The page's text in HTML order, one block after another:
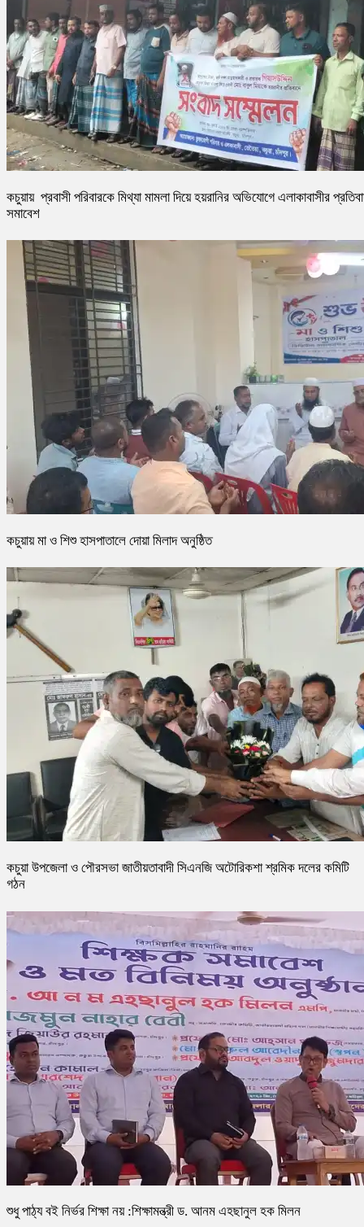
কচুয়ায় প্রবাসী পরিবারকে মিথ্যা মামলা দিয়ে হয়রানির অভিযোগে এলাকাবাসীর
সমাবেশ
কচুয়ায় মা ও শিশু হাসপাতালে দোয়া মিলাদ অনুষ্ঠিত
কচুয়া উপজেলা ও পৌরসভা জাতীয়তাবাদী সিএনজি অটোরিকশা শ্রমিক দলের কমিটি
গঠন
শুধু পাঠ্য বই নির্ভর শিক্ষা নয় :শিক্ষামন্ত্রী ড. আনম এহছানুল হক মিলন